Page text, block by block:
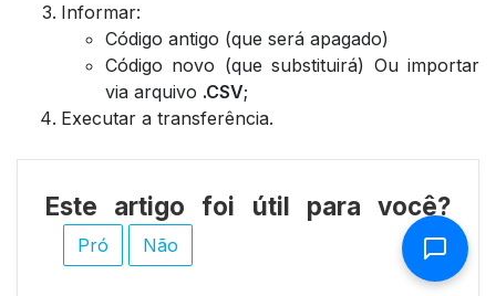
Informar:
Código antigo (que será apagado)
Código novo (que substituirá) Ou importar
via arquivo .CSV;
Executar a transferência.
Este artigo foi útil para você?
Pró Não